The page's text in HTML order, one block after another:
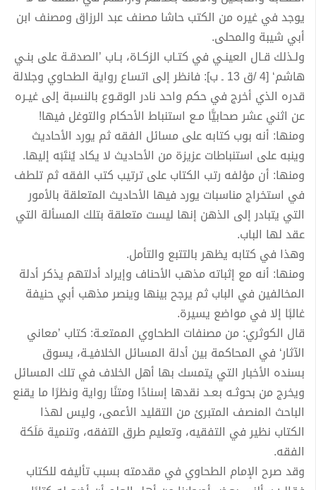
يوجد في غيره من الكتب حاشا مصنف عبد الرزاق ومصنف ابن
أبي شيبة والمحلى.
ولـذلك قـال العينـي في كتـاب الزكـاة، بـاب ’الصدقـة على بنـي
هاشم‘ [4 /ق 13 ـ ب]: فانظر إلى اتساع رواية الطحاوي وجلالة
قدره الذي أخرج في حكم واحد نادر الوقـوع بالنسبة إلى غيـره
عن اثني عشر صحابيًّا مـع استنباط الأحكام والتوغل فيها!
ومنها: أنه بوب كتابه على مسائل الفقه ثم يورد الأحاديث
وينبه على استنباطات عزيزة من الأحاديث لا يكاد يُنتَبَه إليها.
ومنها: أن مؤلفه رتب الكتاب على ترتيب كتب الفقه ثم تلطف
في استخراج مناسبات يورد فيها الأحاديث المتعلقة بالأمور
التي يتبادر إلى الذهن إنها ليست متعلقة بتلك المسألة التي
عقد لها الباب.
وهذا في كتابه يظهر بالتتبع والتأمل.
ومنها: أنه مع إثباته مذهب الأحناف وإيراد أدلتهم يذكر أدلة
المخالفين في الباب ثم يرجح بينها وينصر مذهب أبي حنيفة
غالبًا إلا في مواضع يسيرة.
قال الكوثري: من مصنفات الطحاوي الممتعـة: كتاب ’معاني
الآثار‘ في المحاكمة بين أدلة المسائل الخلافيـة، يسوق
بسنده الأخبار التي يتمسك بها أهل الخلاف في تلك المسائل
ويخرج من بحوثـه بعـد نقدها إسنادًا ومتنًا رواية ونظرًا ما يقنع
الباحث المنصف المتبرئ من التقليد الأعمى، وليس لهذا
الكتاب نظير في التفقيه، وتعليم طرق التفقه، وتنمية مَلَكة
الفقه.
وقد صرح الإمام الطحاوي في مقدمته بسبب تأليفه للكتاب